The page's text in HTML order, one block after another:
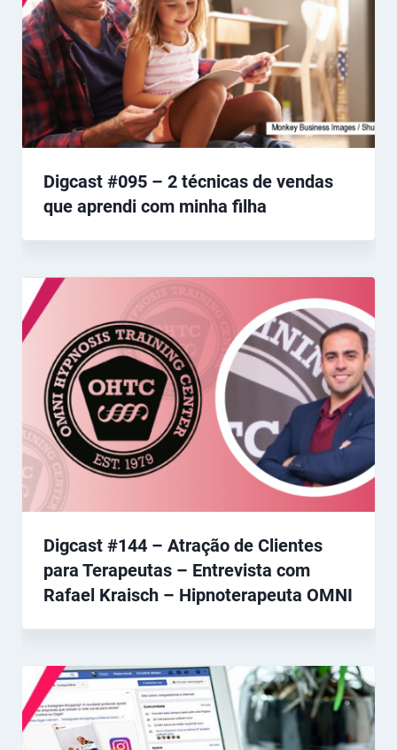
Digcast #095 – 2 técnicas de vendas
que aprendi com minha filha
Digcast #144 – Atração de Clientes
para Terapeutas – Entrevista com
Rafael Kraisch – Hipnoterapeuta OMNI